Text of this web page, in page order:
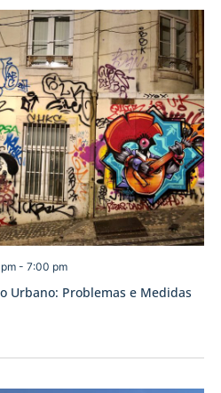
Urbano: Problemas e Medidas
- 7:00 pm